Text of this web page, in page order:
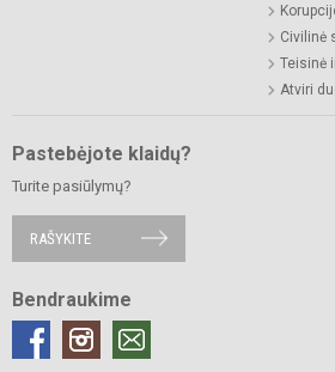
Civilinė
Teisinė
Atviri
Pastebėjote klaidų?
Turite pasiūlymų?
RAŠYKITE
Bendraukime